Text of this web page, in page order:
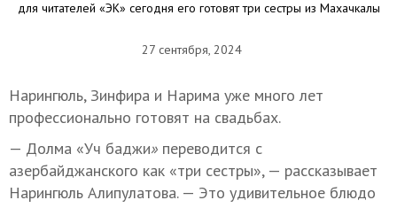
для читателей «ЭК» сегодня его готовят три сестры из Махачкалы
27 сентября, 2024
Нарингюль, Зинфира и Нарима уже много лет
профессионально готовят на свадьбах.
— Долма «Уч баджи» переводится с
азербайджанского как «три сестры», — рассказывает
Нарингюль Алипулатова. — Это удивительное блюдо